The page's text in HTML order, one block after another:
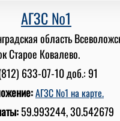
АГЗС №1
область
Старое Ковалево.
633-07-10 доб.: 91
АГЗС №1 на карте.
59.993244, 30.542679